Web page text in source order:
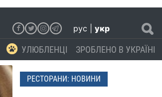
рус укр
УЛЮБЛЕНЦІ ЗРОБЛЕНО В УКРАЇНІ
РЕСТОРАНИ: НОВИНИ